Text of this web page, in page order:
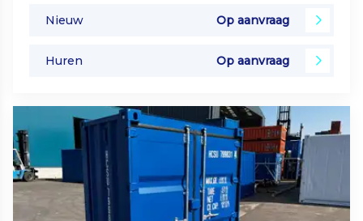
Nieuw Op aanvraag
Huren Op aanvraag